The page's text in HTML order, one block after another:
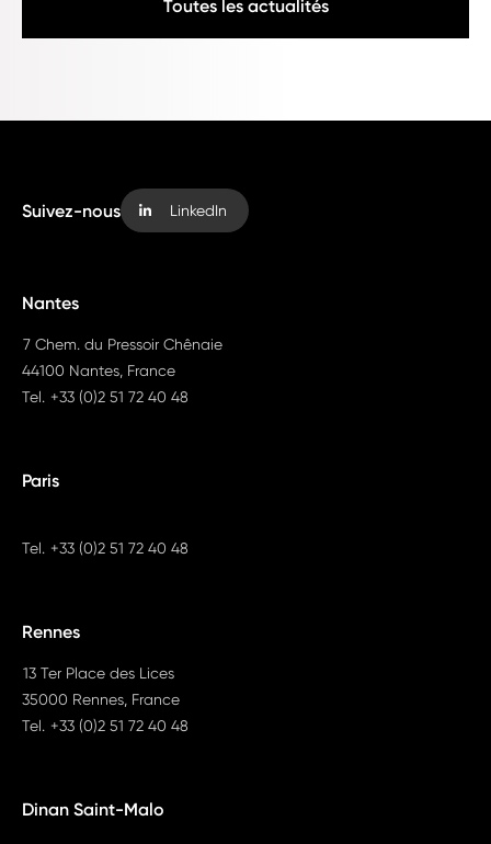
Toutes les actualités
Suivez-nous LinkedIn
Nantes
7 Chem. du Pressoir Chênaie
44100 Nantes, France
Tel. +33 (0)2 51 72 40 48
Paris
Tel. +33 (0)2 51 72 40 48
Rennes
13 Ter Place des Lices
35000 Rennes, France
Tel. +33 (0)2 51 72 40 48
Dinan Saint-Malo